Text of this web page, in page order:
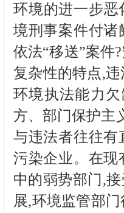
环境的进一步恶
境刑事案件付诸
依法“移送”案件?
复杂性的特点,违
环境执法能力
方、部门保护主
与违法者往往有
污染企业。在现
中的弱势部门,
展,环境监管部